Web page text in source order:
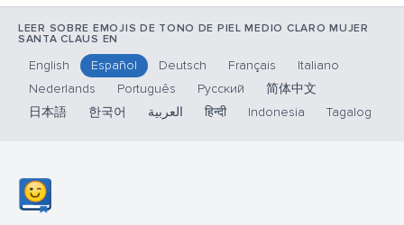
LEER SOBRE EMOJIS DE TONO DE PIEL MEDIO CLARO MUJER
SANTA CLAUS EN
English Español Deutsch Français
Italiano
Nederlands
Português Русский
简体中文
日本語
한국어 العربية हिन्दी Indonesia Tagalog